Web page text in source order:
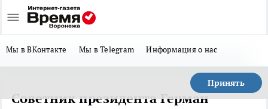
Мы в ВКонтакте Мы в Telegram Информация о нас
Принять
Советник президента Герман